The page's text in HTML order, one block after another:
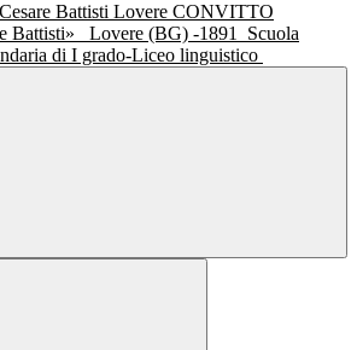
CONVITTO
Battisti»
Lovere (BG) -1891
Scuola
di I grado-Liceo linguistico